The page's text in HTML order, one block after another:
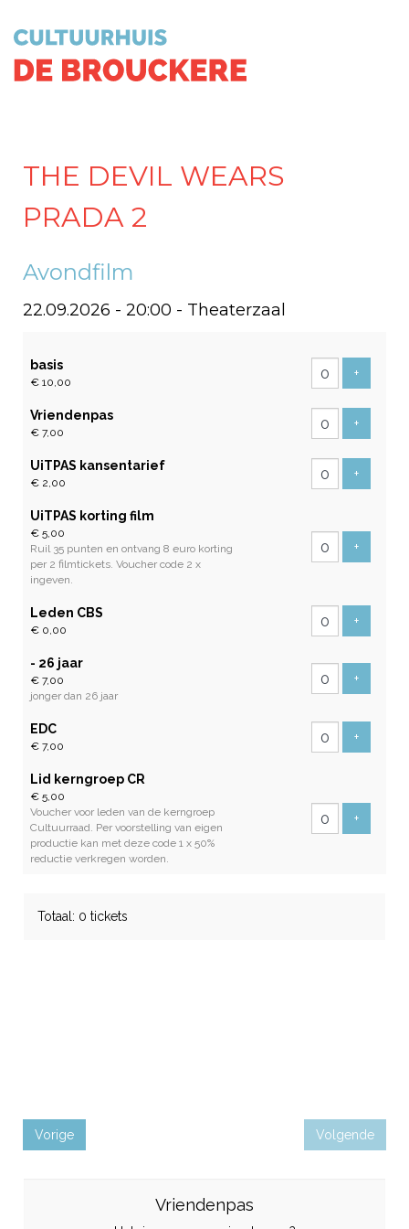
THE DEVIL WEARS
PRADA 2
Avondfilm
22.09.2026 - 20:00 - Theaterzaal
basis
€ 10,00
+Voeg
Vriendenpas
€ 7,00
+Voeg
UiTPAS kansentarief
€ 2,00
+Voeg
UiTPAS korting film
€ 5,00
Ruil 35 punten en ontvang 8 euro korting
per 2 filmtickets. Voucher code 2 x
ingeven.
+Voeg
Leden CBS
€ 0,00
+Voeg
- 26 jaar
€ 7,00
jonger dan 26 jaar
+Voeg
EDC
€ 7,00
+Voeg
Lid kerngroep CR
€ 5,00
Voucher voor leden van de kerngroep
Cultuurraad. Per voorstelling van eigen
productie kan met deze code 1 x 50%
reductie verkregen worden.
+Voeg
Totaal: 0 tickets
Vorige Volgende
Vriendenpas